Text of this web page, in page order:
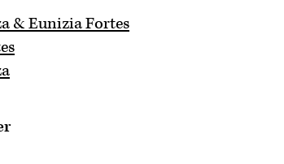
& Eunizia Fortes